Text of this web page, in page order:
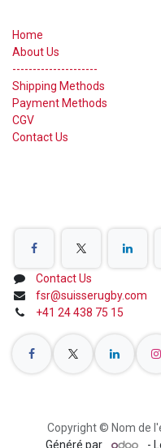
Home
About Us
---------------------
Shipping Methods
Payment Methods
CGV
Contact Us
Contact Us
fsr@suisserugby.com
+41 24 438 75 15
Copyright © Nom de
Généré par -